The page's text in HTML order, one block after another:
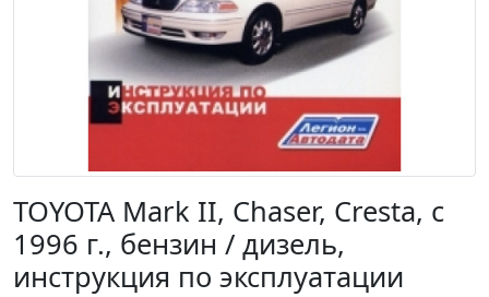
TOYOTA Mark II, Chaser, Cresta, с
1996 г., бензин / дизель,
инструкция по эксплуатации